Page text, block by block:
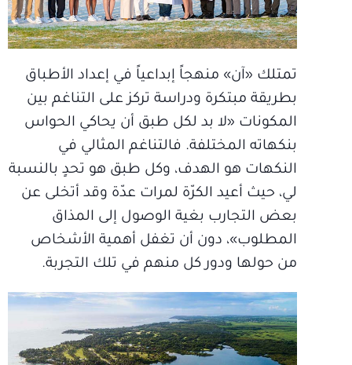
تمتلك «آن» منهجاً إبداعياً في إعداد الأطباق
بطريقة مبتكرة ودراسة تركز على التناغم بين
المكونات «لا بد لكل طبق أن يحاكي الحواس
بنكهاته المختلفة. فالتناغم المثالي في
النكهات هو الهدف، وكل طبق هو تحدٍ بالنسبة
لي، حيث أعيد الكرّة لمرات عدّة وقد أتخلى عن
بعض التجارب بغية الوصول إلى المذاق
المطلوب»، دون أن تغفل أهمية الأشخاص
من حولها ودور كل منهم في تلك التجربة.